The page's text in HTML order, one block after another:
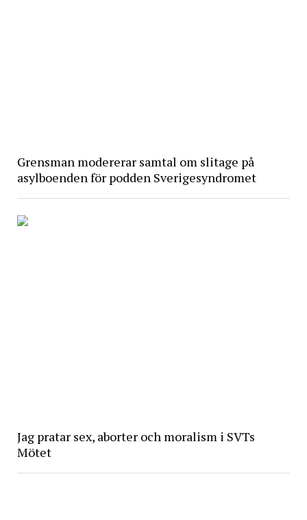
Grensman modererar samtal om slitage på
asylboenden för podden Sverigesyndromet
Jag pratar sex, aborter och moralism i SVTs
Mötet